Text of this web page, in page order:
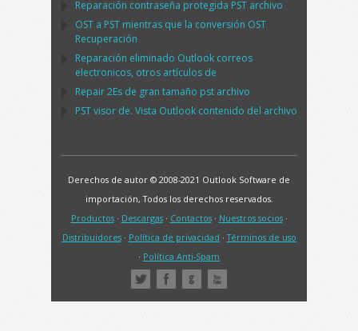
Reparación contraseña protegida PST archivo
OST a PST mientras que la conversión OST
Recuperación
Reparación eliminado Outlook correos
electronicos, otros artículos de
Repair2Es de gran tamaño pst archivo
PSTvisor de. Vista Outlook contenido del archivo
Derechos de autor © 2008-2021 Outlook Software de
importación, Todos los derechos reservados.
Productos· Descargas· Contactos· Nuestros socios·
Distribuidores· Política de privacidad ·Términos de uso
· Política Anti-Spam